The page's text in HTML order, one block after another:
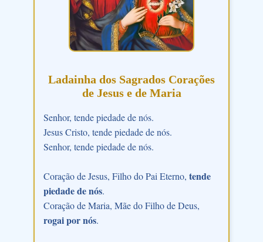
Ladainha dos Sagrados Corações
de Jesus e de Maria
Senhor, tende piedade de nós.
Jesus Cristo, tende piedade de nós.
Senhor, tende piedade de nós.
Coração de Jesus, Filho do Pai Eterno, tende
piedade de nós.
Coração de Maria, Mãe do Filho de Deus,
rogai por nós.